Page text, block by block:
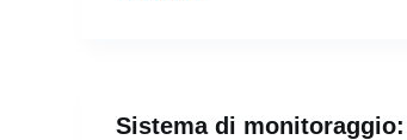
Sistema di monitoraggio: